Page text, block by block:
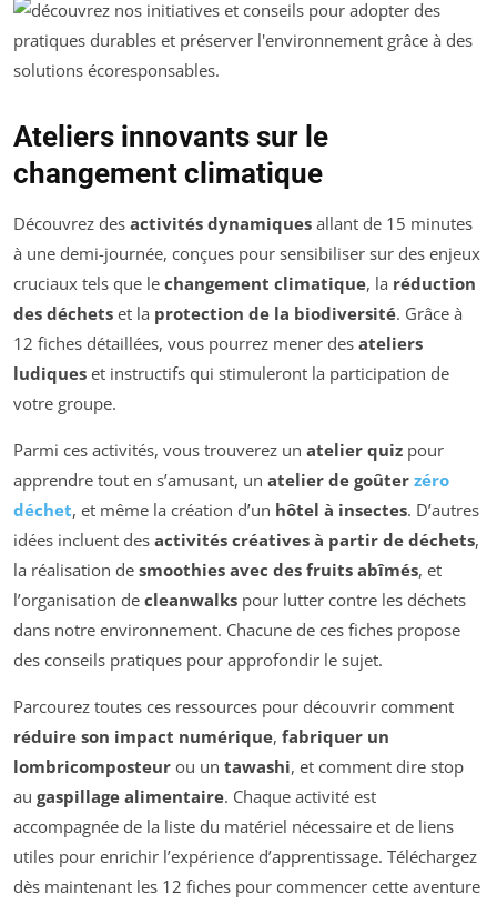
Ateliers innovants sur le
changement climatique
Découvrez des activités dynamiques allant de 15 minutes
à une demi-journée, conçues pour sensibiliser sur des enjeux
cruciaux tels que le changement climatique, la réduction
des déchets et la protection de la biodiversité. Grâce à
12 fiches détaillées, vous pourrez mener des ateliers
ludiques et instructifs qui stimuleront la participation de
votre groupe.
Parmi ces activités, vous trouverez un atelier quiz pour
apprendre tout en s’amusant, un atelier de goûter zéro
déchet, et même la création d’un hôtel à insectes. D’autres
idées incluent des activités créatives à partir de déchets,
la réalisation de smoothies avec des fruits abîmés, et
l’organisation de cleanwalks pour lutter contre les déchets
dans notre environnement. Chacune de ces fiches propose
des conseils pratiques pour approfondir le sujet.
Parcourez toutes ces ressources pour découvrir comment
réduire son impact numérique, fabriquer un
lombricomposteur ou un tawashi, et comment dire stop
au gaspillage alimentaire. Chaque activité est
accompagnée de la liste du matériel nécessaire et de liens
utiles pour enrichir l’expérience d’apprentissage. Téléchargez
dès maintenant les 12 fiches pour commencer cette aventure